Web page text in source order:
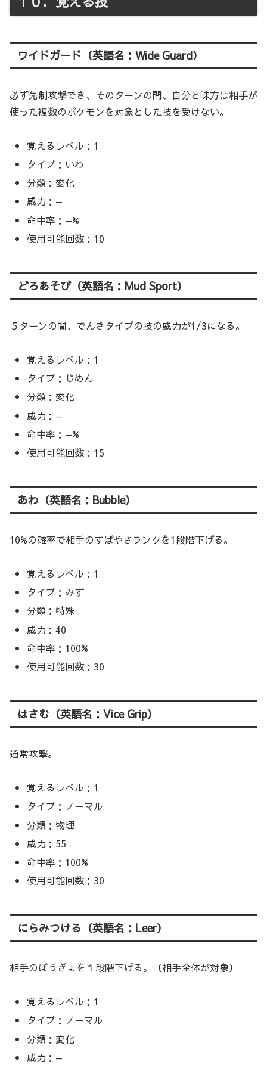
ワイドガード（英語名：Wide Guard）
必ず先制攻撃でき、そのターンの間、自分と味方は相手が
使った複数のポケモンを対象とした技を受けない。
覚えるレベル：1
タイプ：いわ
分類：変化
威力：—
命中率：—%
使用可能回数：10
どろあそび（英語名：Mud Sport）
５ターンの間、でんきタイプの技の威力が1/3になる。
覚えるレベル：1
タイプ：じめん
分類：変化
威力：—
命中率：—%
使用可能回数：15
あわ（英語名：Bubble）
10%の確率で相手のすばやさランクを1段階下げる。
覚えるレベル：1
タイプ：みず
分類：特殊
威力：40
命中率：100%
使用可能回数：30
はさむ（英語名：Vice Grip）
通常攻撃。
覚えるレベル：1
タイプ：ノーマル
分類：物理
威力：55
命中率：100%
使用可能回数：30
にらみつける（英語名：Leer）
相手のぼうぎょを１段階下げる。（相手全体が対象）
覚えるレベル：1
タイプ：ノーマル
分類：変化
威力：—